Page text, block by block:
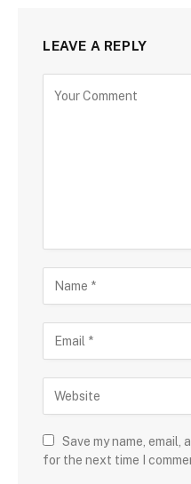
LEAVE A REPLY
Save my name, email,
for the next time I